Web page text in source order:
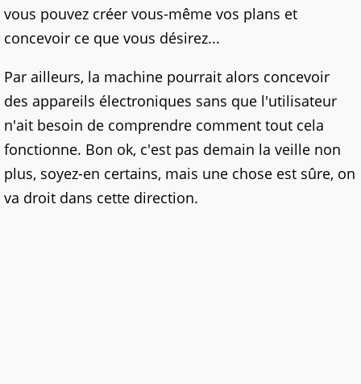
vous pouvez créer vous-même vos plans et
concevoir ce que vous désirez...
Par ailleurs, la machine pourrait alors concevoir
des appareils électroniques sans que l'utilisateur
n'ait besoin de comprendre comment tout cela
fonctionne. Bon ok, c'est pas demain la veille non
plus, soyez-en certains, mais une chose est sûre, on
va droit dans cette direction.